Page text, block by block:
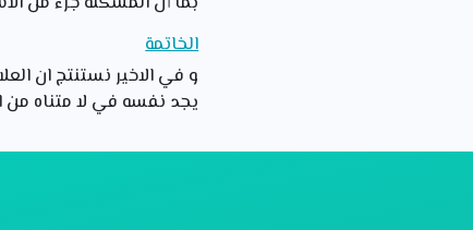
الخاتمة
و في الاخير نستنتج ان
يجد نفسه في لا متناه من